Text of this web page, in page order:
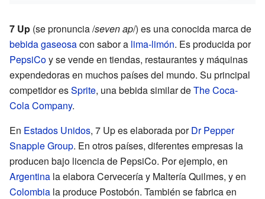
7 Up (se pronuncia /seven ap/) es una conocida marca de
bebidagaseosacon sabor a lima-limón. Es producida por
PepsiCoy se vende en tiendas, restaurantes y máquinas
expendedoras en muchos países del mundo. Su principal
competidor esSprite, una bebida similar deThe Coca-
Cola Company.
En Estados Unidos, 7 Up es elaborada porDr Pepper
Snapple Group. En otros países, diferentes empresas la
producen bajo licencia de PepsiCo. Por ejemplo, en
Argentina la elabora Cervecería y Maltería Quilmes, y en
Colombia la produce Postobón. También se fabrica en